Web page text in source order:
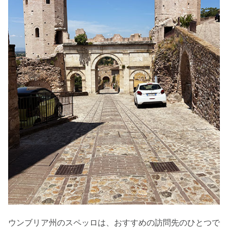
ウンブリア州のスペッロは、おすすめの訪問先のひとつで